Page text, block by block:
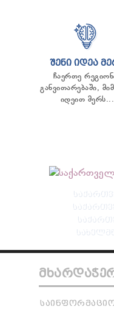
ᲨᲔᲜᲘ ᲘᲓᲔᲐ
ჩაერთე
განვითარებაში,
იდეით მერს...